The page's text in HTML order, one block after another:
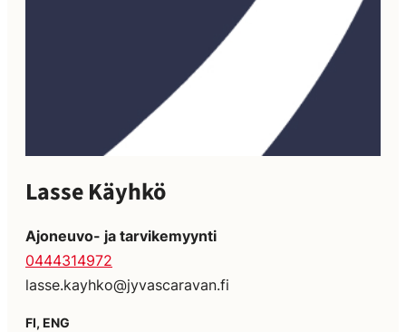
Lasse Käyhkö
Ajoneuvo- ja tarvikemyynti
0444314972
lasse.kayhko@jyvascaravan.fi
FI, ENG